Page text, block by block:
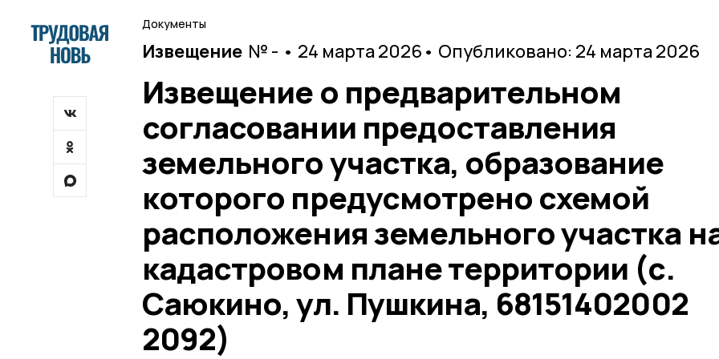
Документы
Извещение № - • 24 марта 2026 • Опубликовано: 24 марта 2026
Извещение о предварительном
согласовании предоставления
земельного участка, образование
которого предусмотрено схемой
расположения земельного участка
кадастровом плане территории (с.
Саюкино, ул. Пушкина, 68151402002
2092)